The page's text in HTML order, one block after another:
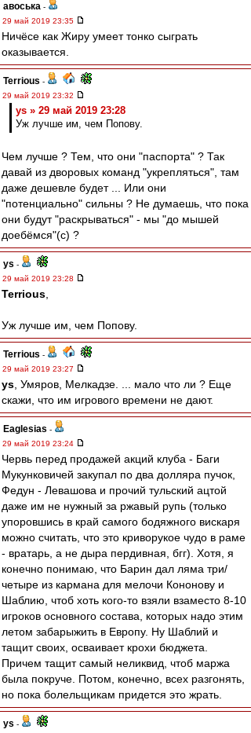
авоська -
29 май 2019 23:35
Ничёсе как Жиру умеет тонко сыграть
оказывается.
Terrious -
29 май 2019 23:32
ys » 29 май 2019 23:28
Уж лучше им, чем Попову.
Чем лучше ? Тем, что они "паспорта" ? Так
давай из дворовых команд "укрепляться", там
даже дешевле будет ... Или они
"потенциально" сильны ? Не думаешь, что пока
они будут "раскрываться" - мы "до мышей
доебёмся"(с) ?
ys -
29 май 2019 23:28
Terrious
Уж лучше им, чем Попову.
Terrious -
29 май 2019 23:27
ys , Умяров, Мелкадзе. ... мало что ли ? Еще
скажи, что им игрового времени не дают.
Eaglesias -
29 май 2019 23:24
Червь перед продажей акций клуба - Баги
Мукунковичей закупал по два долляра пучок,
Федун - Левашова и прочий тульский ацтой
даже им не нужный за ржавый рупь (только
упоровшись в край самого бодяжного вискаря
можно считать, что это криворукое чудо в раме
- вратарь, а не дыра пердивная, бгг). Хотя, я
конечно понимаю, что Барин дал ляма три/
четыре из кармана для мелочи Кононову и
Шаблию, чтоб хоть кого-то взяли взаместо 8-10
игроков основного состава, которых надо этим
летом забарыжить в Европу. Ну Шаблий и
тащит своих, осваивает крохи бюджета.
Причем тащит самый неликвид, чтоб маржа
была покруче. Потом, конечно, всех разгонять,
но пока болельщикам придется это жрать.
ys -